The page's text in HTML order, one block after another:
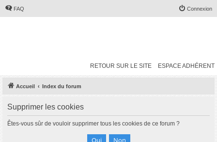
FAQ Connexion
RETOUR SUR LE SITE ESPACE ADHÉRENT
Accueil Index du forum
Supprimer les cookies
Êtes-vous sûr de vouloir supprimer tous les cookies de ce forum ?